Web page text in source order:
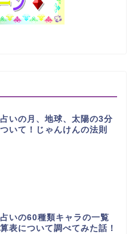
いの月、地球、太陽の3分
いて！じゃんけんの法則
いの60種類キャラの一覧
表について調べてみた話！